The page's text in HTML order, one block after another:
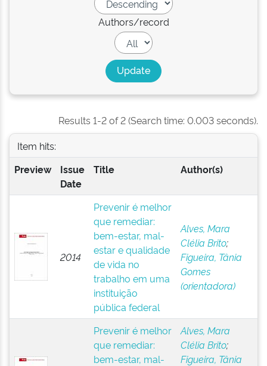
Authors/record
Results 1-2 of 2 (Search time: 0.003 seconds).
Item hits:
Preview
Issue
Date
Title Author(s)
2014
Prevenir é melhor
que remediar:
bem-estar, mal-
estar e qualidade
de vida no
trabalho em uma
instituição
pública federal
Alves, Mara
Clélia Brito;
Figueira, Tânia
Gomes
(orientadora)
Prevenir é melhor
que remediar:
bem-estar, mal-
Alves, Mara
Clélia Brito;
Figueira, Tânia